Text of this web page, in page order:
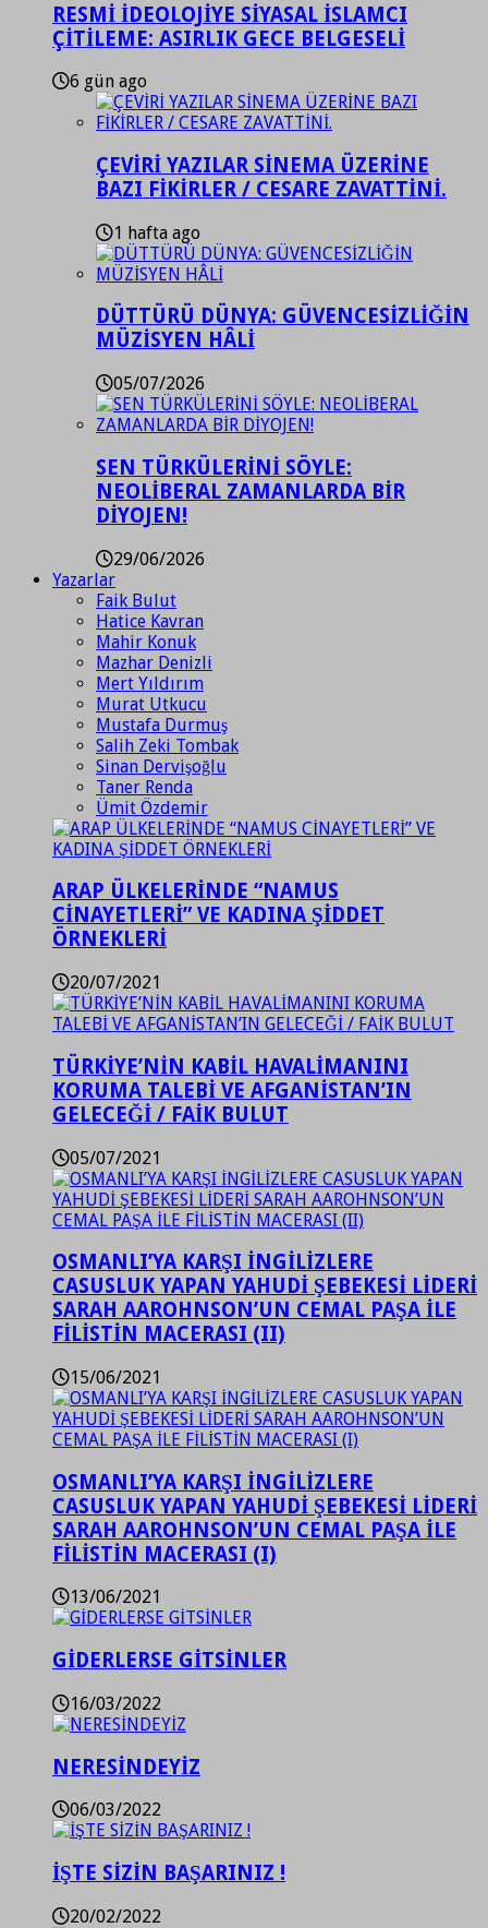
RESMİ İDEOLOJİYE SİYASAL İSLAMCI
ÇİTİLEME: ASIRLIK GECE BELGESELİ
6 gün ago
ÇEVİRİ YAZILAR SİNEMA ÜZERİNE
BAZI FİKİRLER / CESARE ZAVATTİNİ.
1 hafta ago
DÜTTÜRÜ DÜNYA: GÜVENCESİZLİĞİN
MÜZİSYEN HÂLİ
05/07/2026
SEN TÜRKÜLERİNİ SÖYLE:
NEOLİBERAL ZAMANLARDA BİR
DİYOJEN!
29/06/2026
Yazarlar
Faik Bulut
Hatice Kavran
Mahir Konuk
Mazhar Denizli
Mert Yıldırım
Murat Utkucu
Mustafa Durmuş
Salih Zeki Tombak
Sinan Dervişoğlu
Taner Renda
Ümit Özdemir
ARAP ÜLKELERİNDE “NAMUS
CİNAYETLERİ” VE KADINA ŞİDDET
ÖRNEKLERİ
20/07/2021
TÜRKİYE’NİN KABİL HAVALİMANINI
KORUMA TALEBİ VE AFGANİSTAN’IN
GELECEĞİ / FAİK BULUT
05/07/2021
OSMANLI’YA KARŞI İNGİLİZLERE
CASUSLUK YAPAN YAHUDİ ŞEBEKESİ LİDERİ
SARAH AAROHNSON’UN CEMAL PAŞA İLE
FİLİSTİN MACERASI (II)
15/06/2021
OSMANLI’YA KARŞI İNGİLİZLERE
CASUSLUK YAPAN YAHUDİ ŞEBEKESİ LİDERİ
SARAH AAROHNSON’UN CEMAL PAŞA İLE
FİLİSTİN MACERASI (I)
13/06/2021
GİDERLERSE GİTSİNLER
16/03/2022
NERESİNDEYİZ
06/03/2022
İŞTE SİZİN BAŞARINIZ !
20/02/2022